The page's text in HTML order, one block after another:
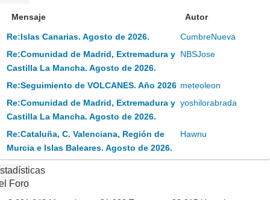
Mensaje Autor
Re:Islas Canarias. Agosto de 2026.
CumbreNueva
Re:Comunidad de Madrid, Extremadura y
Castilla La Mancha. Agosto de 2026.
NBSJose
Re:Seguimiento de VOLCANES. Año 2026 meteoleon
Re:Comunidad de Madrid, Extremadura y
Castilla La Mancha. Agosto de 2026.
yoshilorabrada
Re:Cataluña, C. Valenciana, Región de
Murcia e Islas Baleares. Agosto de 2026.
Hawnu
Foro